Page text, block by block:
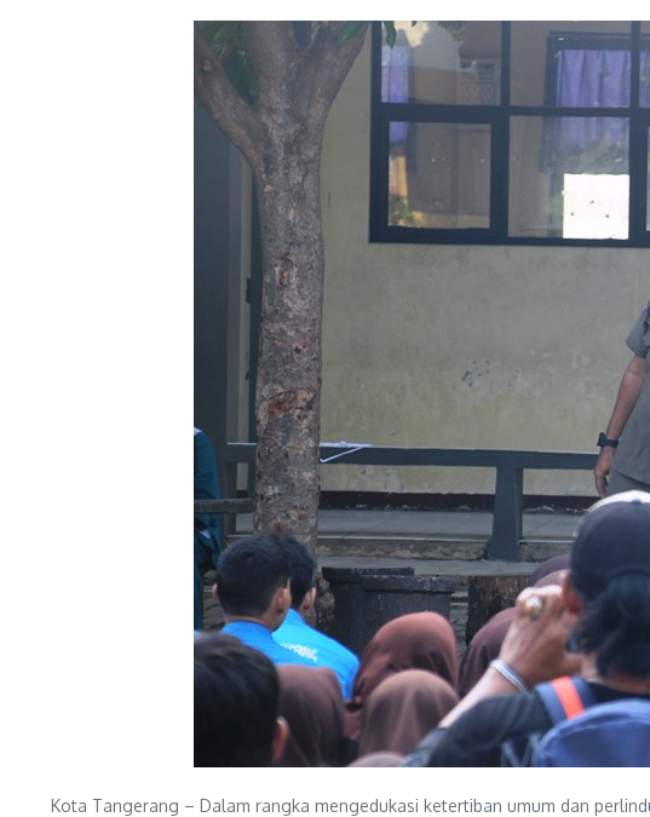
Kota Tangerang – Dalam rangka mengedukasi ketertiban umum dan